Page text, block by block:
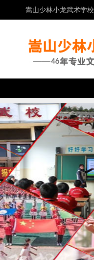
嵩山少林小龙武术学